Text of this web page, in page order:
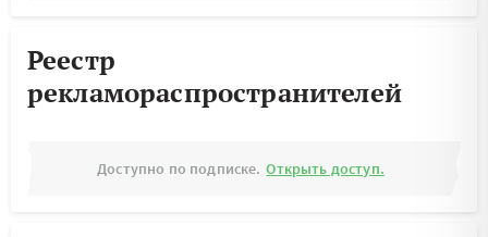
Реестр
рекламораспространителей
Доступно по подписке. Открыть доступ.